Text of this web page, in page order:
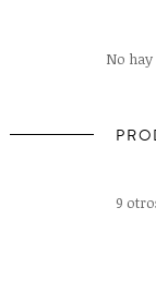
No hay
9